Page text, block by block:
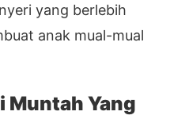
yang berlebih
anak mual-mual
Muntah Yang